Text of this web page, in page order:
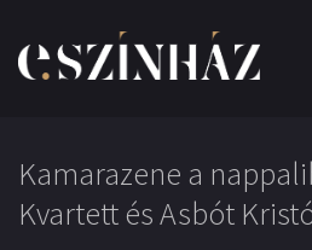
Kamarazene a
Kvartett és Asbót